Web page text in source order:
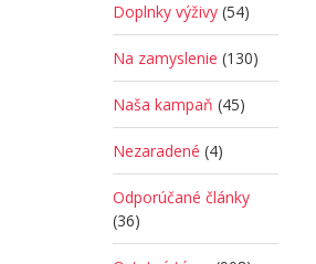
Doplnky výživy (54)
Na zamyslenie (130)
Naša kampaň (45)
Nezaradené (4)
Odporúčané články
(36)